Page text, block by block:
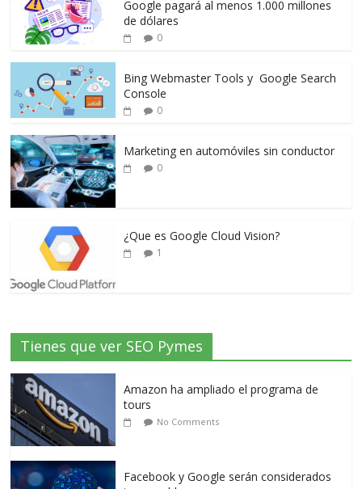
Google pagará al menos 1.000 millones
de dólares
0
Bing Webmaster Tools y Google Search
Console
0
Marketing en automóviles sin conductor
0
¿Que es Google Cloud Vision?
1
Tienes que ver SEO Pymes
Amazon ha ampliado el programa de
tours
No Comments
Facebook y Google serán considerados